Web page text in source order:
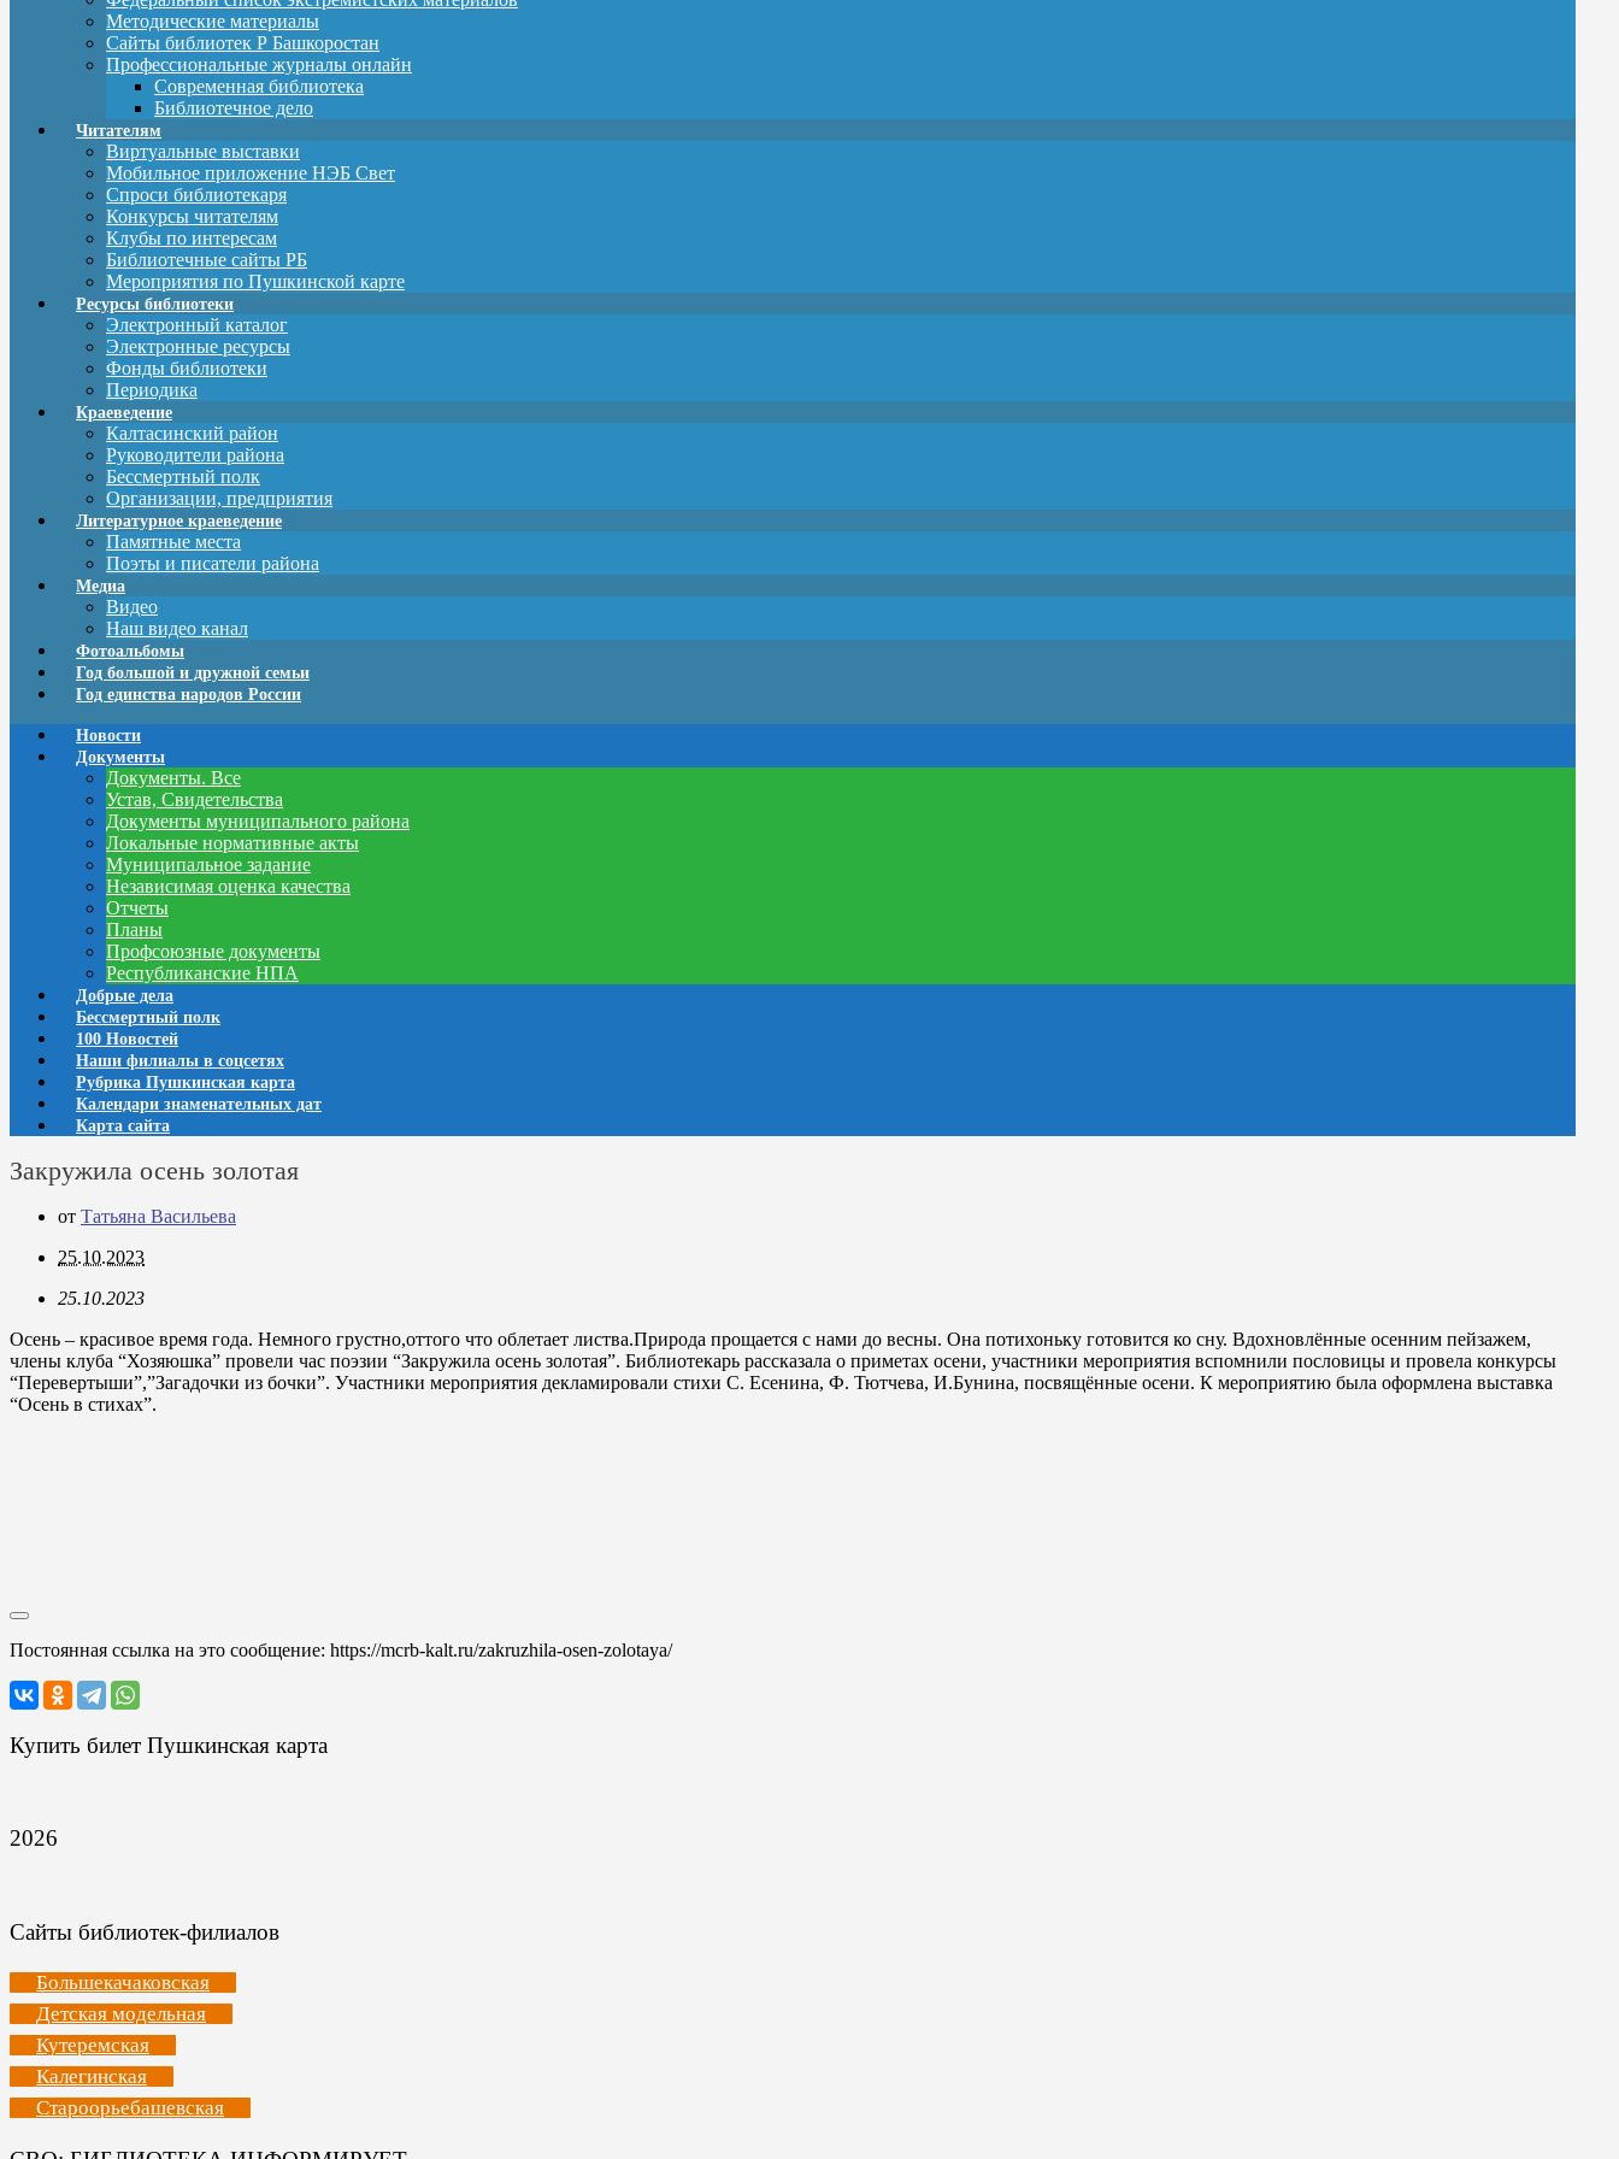
Методические материалы
Сайты библиотек Р Башкоростан
Профессиональные журналы онлайн
Современная библиотека
Библиотечное дело
Читателям
Виртуальные выставки
Мобильное приложение НЭБ Свет
Спроси библиотекаря
Конкурсы читателям
Клубы по интересам
Библиотечные сайты РБ
Мероприятия по Пушкинской карте
Ресурсы библиотеки
Электронный каталог
Электронные ресурсы
Фонды библиотеки
Периодика
Краеведение
Калтасинский район
Руководители района
Бессмертный полк
Организации, предприятия
Литературное краеведение
Памятные места
Поэты и писатели района
Медиа
Видео
Наш видео канал
Фотоальбомы
Год большой и дружной семьи
Год единства народов России
Новости
Документы
Документы. Все
Устав, Свидетельства
Документы муниципального района
Локальные нормативные акты
Муниципальное задание
Независимая оценка качества
Отчеты
Планы
Профсоюзные документы
Республиканские НПА
Добрые дела
Бессмертный полк
100 Новостей
Наши филиалы в соцсетях
Рубрика Пушкинская карта
Календари знаменательных дат
Карта сайта
Закружила осень золотая
от Татьяна Васильева
25.10.2023
25.10.2023
Осень – красивое время года. Немного грустно,оттого что облетает листва.Природа прощается с нами до весны. Она потихоньку готовится ко сну. Вдохновлённые осенним пейзажем,
члены клуба “Хозяюшка” провели час поэзии “Закружила осень золотая”. Библиотекарь рассказала о приметах осени, участники мероприятия вспомнили пословицы и провела конкурсы
“Перевертыши”,”Загадочки из бочки”. Участники мероприятия декламировали стихи С. Есенина, Ф. Тютчева, И.Бунина, посвящённые осени. К мероприятию была оформлена выставка
“Осень в стихах”.
Постоянная ссылка на это сообщение: https://mcrb-kalt.ru/zakruzhila-osen-zolotaya/
Купить билет Пушкинская карта
2026
Сайты библиотек-филиалов
Большекачаковская
Детская модельная
Кутеремская
Калегинская
Староорьебашевская